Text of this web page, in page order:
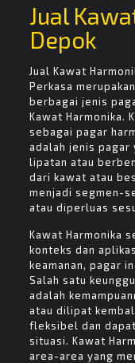
Jual
Depok
Jual Kawat
Perkasa
berbagai jenis
Kawat Harmonika.
sebagai pagar
adalah jenis
lipatan atau
dari kawat atau
menjadi segmen-
atau diperluas
Kawat Harmonika
konteks dan
keamanan, pagar
Salah satu
adalah
atau dilipat
fleksibel dan
situasi. Kawat
area-area yang